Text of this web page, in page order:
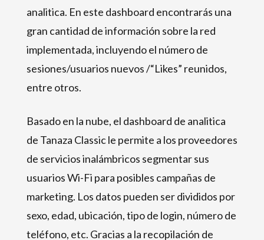
analitica. En este dashboard encontrarás una
gran cantidad de información sobre la red
implementada, incluyendo el número de
sesiones/usuarios nuevos /“Likes” reunidos,
entre otros.
Basado en la nube, el dashboard de analitica
de Tanaza Classic le permite a los proveedores
de servicios inalámbricos segmentar sus
usuarios Wi-Fi para posibles campañas de
marketing. Los datos pueden ser divididos por
sexo, edad, ubicación, tipo de login, número de
teléfono, etc. Gracias a la recopilación de